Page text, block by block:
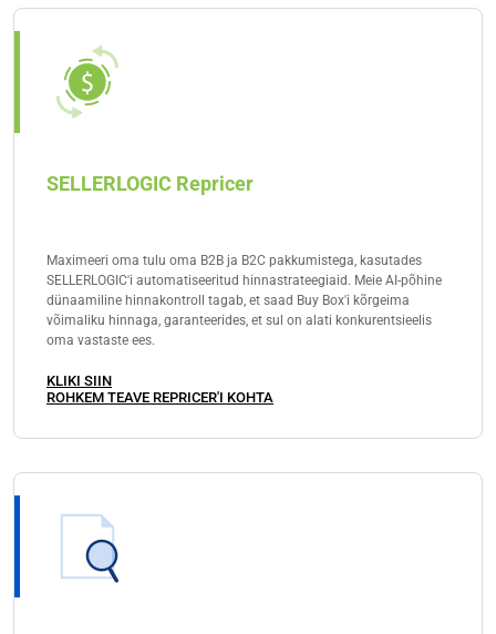
SELLERLOGIC Repricer
Maximeeri oma tulu oma B2B ja B2C pakkumistega, kasutades
SELLERLOGIC'i automatiseeritud hinnastrateegiaid. Meie AI-põhine
dünaamiline hinnakontroll tagab, et saad Buy Box'i kõrgeima
võimaliku hinnaga, garanteerides, et sul on alati konkurentsieelis
oma vastaste ees.
KLIKI SIIN
ROHKEM TEAVE REPRICER'I KOHTA